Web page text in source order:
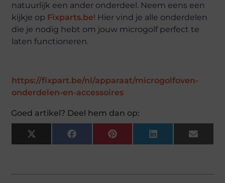
natuurlijk een ander onderdeel. Neem eens een
kijkje op Fixparts.be! Hier vind je alle onderdelen
die je nodig hebt om jouw microgolf perfect te
laten functioneren.
https://fixpart.be/nl/apparaat/microgolfoven-
onderdelen-en-accessoires
Goed artikel? Deel hem dan op:
X
(Twitter)
FacebookPinterestLinkedInEmail